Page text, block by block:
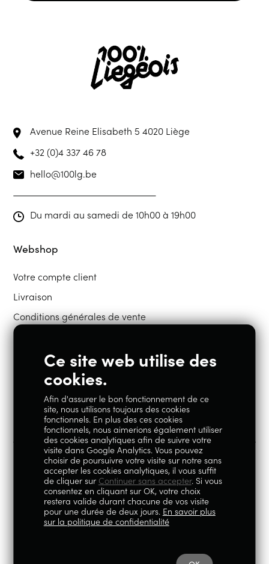
Avenue Reine Elisabeth 54020 Liège
+32 (0)4 337 46 78
hello@100lg.be
Du mardi au samedi de 10h00 à 19h00
Webshop
Votre compte client
Livraison
Conditions générales de vente
Restons en contact
Instagram Facebook
100% Liégeois est un concept de la société Geoby SRL, TVA
BE0759.717.658, sise Avenue Reine Elisabeth 5 à 4020 Liège.
© 2026
Mentions légales |
Politique de
Ce site web utilise des
cookies.
Afin d'assurer le bon fonctionnement de ce
site, nous utilisons toujours des cookies
fonctionnels. En plus des ces cookies
fonctionnels, nous aimerions également utiliser
des cookies analytiques afin de suivre votre
visite dans Google Analytics. Vous pouvez
choisir de poursuivre votre visite sur notre sans
accepter les cookies analytiques, il vous suffit
de cliquer sur Continuer sans accepter. Si vous
consentez en cliquant sur OK, votre choix
restera valide durant chacune de vos visite
pour une durée de deux jours. En savoir plus
sur la politique de confidentialité